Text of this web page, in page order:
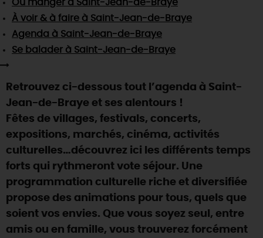
TOUTES LES ACTIVITÉS
Visitesgourmandesetcréatives
Vins etvignobles
Chic,une aire de pique-nique
Par ici lesguinguettes
La Route desMétiers d'Art
TOUT L'ART DE VIVRE
Des vacances auprès des animaux 🐎
(re)Découvrir les coulisses de la Faïencerie de
Gien !
Une saison de festivals 🎉
Rendez-vous de la nature en 2026
Des sorties en famille dans le Loiret !
Programme des animations "Loiret au fil de l'eau"
Où sortir ?
SE REPÉRER,SE DÉPLACER
INFOS &SERVICES
Où manger à Saint-Jean-de-Braye
À voir & à faire à Saint-Jean-de-Braye
Agenda à Saint-Jean-de-Braye
Se balader à Saint-Jean-de-Braye
Retrouvez ci-dessous tout l’agenda à Saint-
Jean-de-Braye et ses alentours !
Fêtes de villages, festivals, concerts,
expositions, marchés, cinéma, activités
culturelles…découvrez ici les différents temps
forts qui rythmeront vote séjour. Une
programmation culturelle riche et diversifiée
propose des animations pour tous, quels que
soient vos envies. Que vous soyez seul, entre
amis ou en famille, vous trouverez forcément